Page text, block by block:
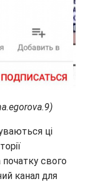
ці
початку свого
канал для